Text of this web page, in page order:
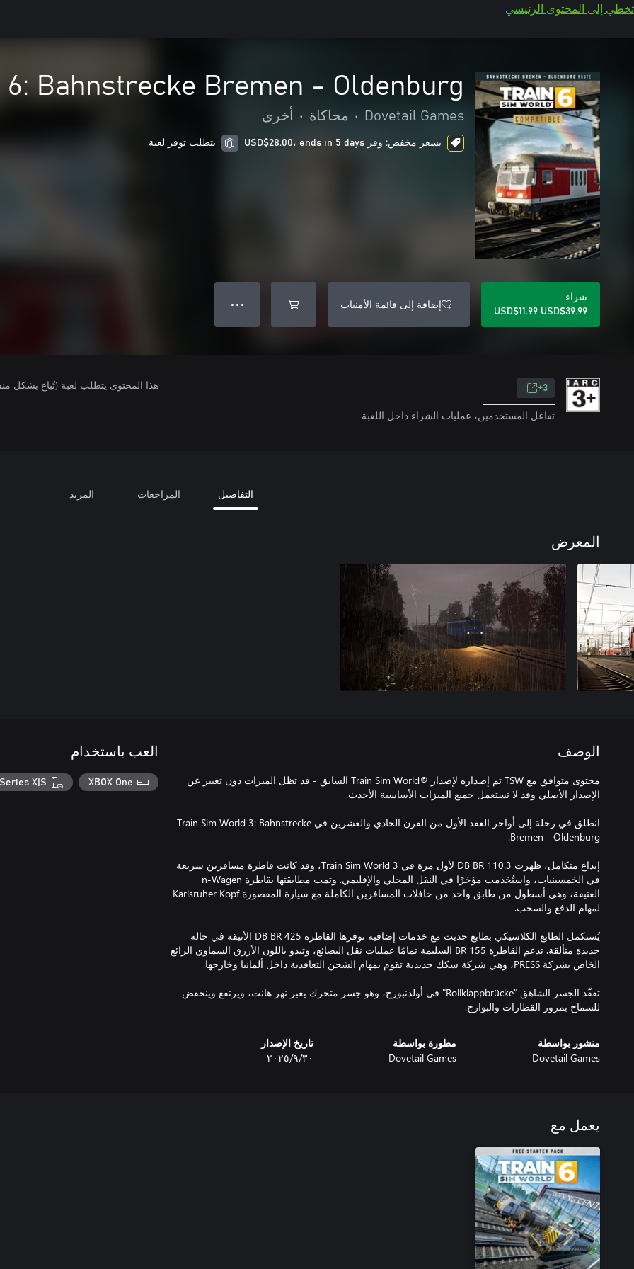
تخطي إلى المحتوى الرئيسي
Bahnstrecke Bremen - Oldenburg
Dovetail Games
• محاكاة • أخرى
بسعر مخفض: وفر USD$28.00، ends in 5 days يتطلب توفر لعبة
شراء
USD$39.99
USD$11.99
إضافة إلى قائمة الأمنيات ● ● ●
3+
تفاعل المستخدمين، عمليات الشراء داخل اللعبة
هذا المحتوى يتطلب لعبة (تُباع بشكل
التفاصيل المراجعات المزيد
المعرض
الوصف
محتوى متوافق مع TSW تم إصداره لإصدار ®Train Sim World السابق - قد تظل الميزات دون تغيير عن
انطلق في رحلة إلى أواخر العقد الأول من القرن الحادي والعشرين في Train Sim World 3: Bahnstrecke
إبداع متكامل، ظهرت DB BR 110.3 لأول مرة في Train Sim World 3، وقد كانت قاطرة مسافرين سريعة
في الخمسينيات، واستُخدمت مؤخرًا في النقل المحلي والإقليمي. وتمت مطابقتها بقاطرة n-Wagen
العتيقة، وهي أسطول من طابق واحد من حافلات المسافرين الكاملة مع سيارة المقصورة Karlsruher Kopf
يُستكمل الطابع الكلاسيكي بطابع حديث مع خدمات إضافية توفرها القاطرة DB BR 425 الأنيقة في حالة
جديدة متألقة. تدعم القاطرة BR 155 السليمة تمامًا عمليات نقل البضائع، وتبدو باللون الأزرق السماوي الرائع
تفقّد الجسر الشاهق "Rollklappbrücke" في أولدنبورج، وهو جسر متحرك يعبر نهر هانت، ويرتفع وينخفض
للسماح بمرور القطارات والبوارج.
منشور بواسطة
Dovetail Games
مطورة بواسطة
Dovetail Games
تاريخ الإصدار
٣٠‏/٩‏/٢٠٢٥
العب باستخدام
XBOX One
X|S
يعمل مع